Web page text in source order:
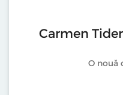
Carmen
O nouă